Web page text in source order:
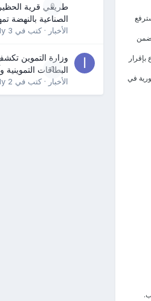
في
0
طريقي قرية
الصناعية بالنهضة
الأخبار · كتب في 3
0
وزارة التموين
البطاقات التموينية
الأخبار · كتب في 2